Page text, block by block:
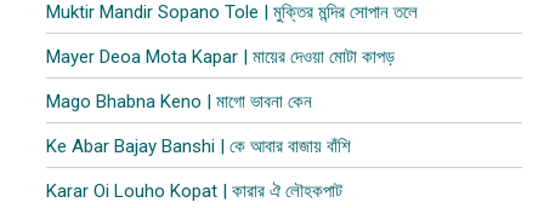
Muktir Mandir Sopano Tole | মুক্তির মন্দির সোপান তলে
Mayer Deoa Mota Kapar | মায়ের দেওয়া মোটা কাপ​ড়
Mago Bhabna Keno | মাগো ভাবনা কেন
Ke Abar Bajay Banshi | কে আবার বাজায় বাঁশি
Karar Oi Louho Kopat | কারার ঐ লৌহকপাট